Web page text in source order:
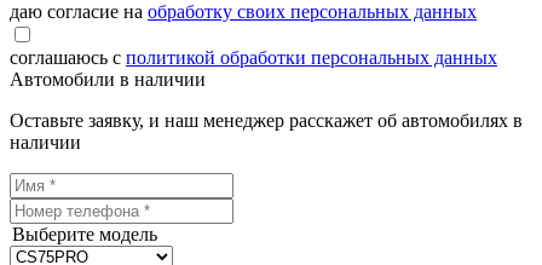
даю согласие на обработку своих персональных данных
соглашаюсь с политикой обработки персональных данных
Автомобили в наличии
Оставьте заявку, и наш менеджер расскажет об автомобилях в
наличии
Выберите модель